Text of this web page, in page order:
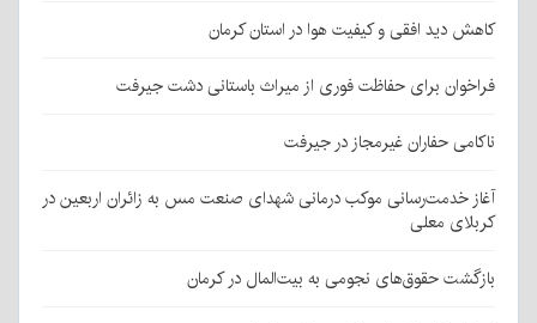
کاهش دید افقی و کیفیت هوا در استان کرمان
فراخوان برای حفاظت فوری از میراث باستانی دشت جیرفت
ناکامی حفاران غیرمجاز در جیرفت
آغاز خدمت‌رسانی موکب درمانی شهدای صنعت مس به زائران اربعین در
کربلای معلی
بازگشت حقوق‌های نجومی به بیت‌المال در کرمان